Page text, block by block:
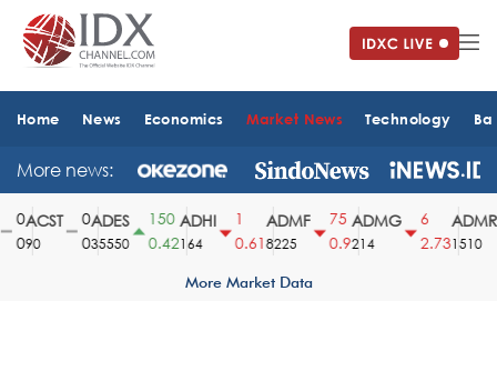
Home News Economics Market News Technology
More news:
ACST
90
ADES
35550
150
0.42
ADHI
164
0.61
ADMF
8225
75
0.9
ADMG
214
2.73
ADMR
1510
More Market Data